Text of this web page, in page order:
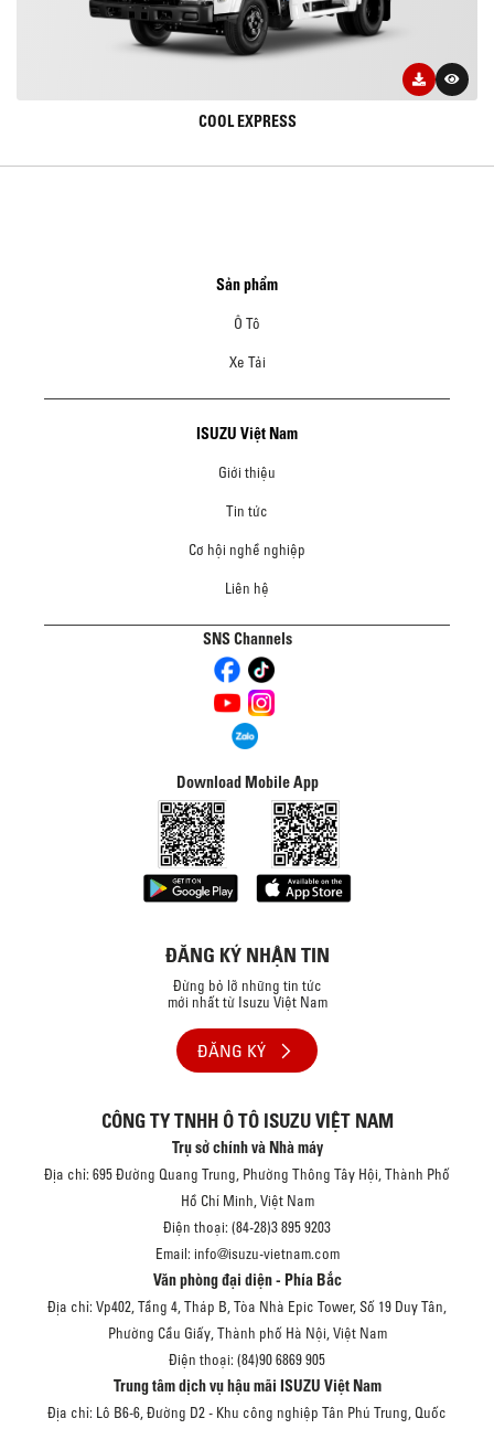
COOL EXPRESS
Sản phẩm
Ô Tô
Xe Tải
ISUZU Việt Nam
Giới thiệu
Tin tức
Cơ hội nghề nghiệp
Liên hệ
SNS Channels
Download Mobile App
ĐĂNG KÝ NHẬN TIN
Đừng bỏ lỡ những tin tức
mới nhất từ Isuzu Việt Nam
ĐĂNG KÝ
CÔNG TY TNHH Ô TÔ ISUZU VIỆT NAM
Trụ sở chính và Nhà máy
Địa chỉ: 695 Đường Quang Trung, Phường Thông Tây Hội, Thành Phố
Hồ Chí Minh, Việt Nam
Điện thoại: (84-28)3 895 9203
Email: info@isuzu-vietnam.com
Văn phòng đại diện - Phía Bắc
Địa chỉ: Vp402, Tầng 4, Tháp B, Tòa Nhà Epic Tower, Số 19 Duy Tân,
Phường Cầu Giấy, Thành phố Hà Nội, Việt Nam
Điện thoại: (84)90 6869 905
Trung tâm dịch vụ hậu mãi ISUZU Việt Nam
Địa chỉ: Lô B6-6, Đường D2 - Khu công nghiệp Tân Phú Trung, Quốc